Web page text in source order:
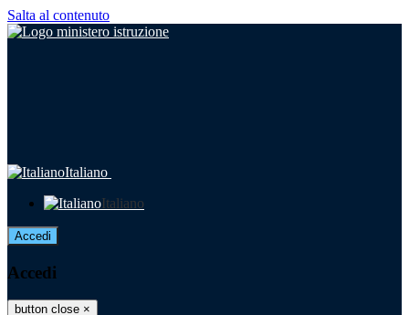
Salta al contenuto
Italiano
Italiano
Accedi
Accedi
button close ×